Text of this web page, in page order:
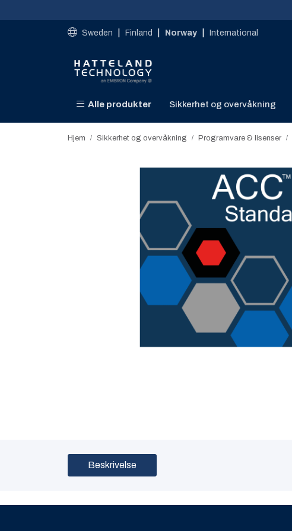
Sweden Finland Norway International
Alle produkter Sikkerhet og overvåkning
Hjem Sikkerhet og overvåkning Programvare & lisenser
Beskrivelse